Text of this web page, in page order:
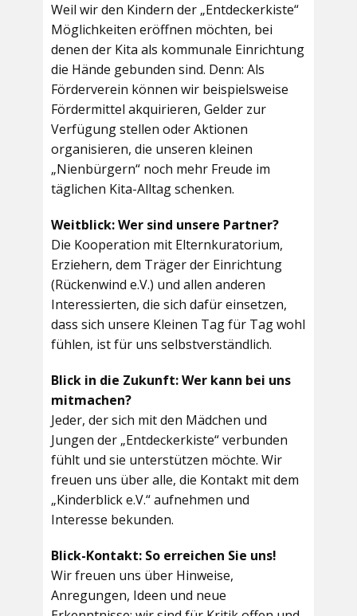
Weil wir den Kindern der „Entdeckerkiste“
Möglichkeiten eröffnen möchten, bei
denen der Kita als kommunale Einrichtung
die Hände gebunden sind. Denn: Als
Förderverein können wir beispielsweise
Fördermittel akquirieren, Gelder zur
Verfügung stellen oder Aktionen
organisieren, die unseren kleinen
„Nienbürgern“ noch mehr Freude im
täglichen Kita-Alltag schenken.
Weitblick: Wer sind unsere Partner?
Die Kooperation mit Elternkuratorium,
Erziehern, dem Träger der Einrichtung
(Rückenwind e.V.) und allen anderen
Interessierten, die sich dafür einsetzen,
dass sich unsere Kleinen Tag für Tag wohl
fühlen, ist für uns selbstverständlich.
Blick in die Zukunft: Wer kann bei uns
mitmachen?
Jeder, der sich mit den Mädchen und
Jungen der „Entdeckerkiste“ verbunden
fühlt und sie unterstützen möchte. Wir
freuen uns über alle, die Kontakt mit dem
„Kinderblick e.V.“ aufnehmen und
Interesse bekunden.
Blick-Kontakt: So erreichen Sie uns!
Wir freuen uns über Hinweise,
Anregungen, Ideen und neue